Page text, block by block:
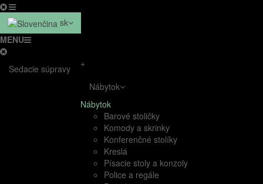
sk
MENU
Sedacie súpravy
+
Nábytok
Nábytok
Barové stoličky
Komody a skrinky
Konferenčné stolíky
Kreslá
Písacie stoly a konzoly
Police a regále